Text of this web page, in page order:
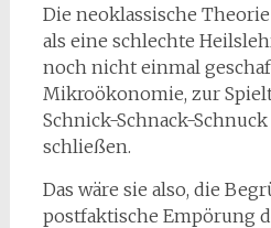
Die neoklassische
als eine schlechte
noch nicht einmal
Mikroökonomie, zur
Schnick-Schnack-
schließen.
Das wäre sie also, die
postfaktische Empörung